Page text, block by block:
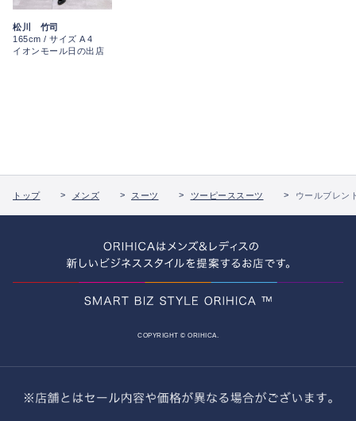
松川 竹司
165cm / サイズ A 4
イオンモール日の出店
トップ メンズ スーツ ツーピーススーツ ウールブレン
COPYRIGHT © ORIHICA.